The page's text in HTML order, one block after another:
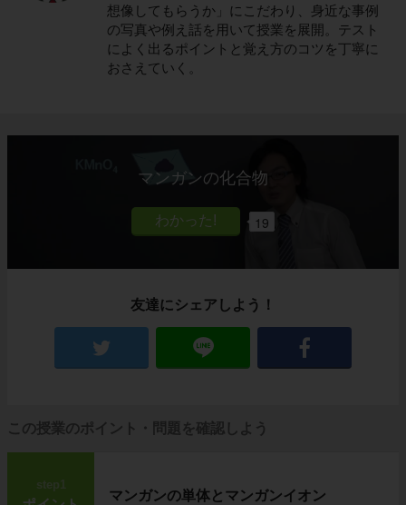
想像してもらうか」にこだわり、身近な事例
の写真や例え話を用いて授業を展開。テスト
によく出るポイントと覚え方のコツを丁寧に
おさえていく。
マンガンの化合物
19
友達にシェアしよう！
この授業のポイント・問題を確認しよう
step1
マンガンの単体とマンガンイオン